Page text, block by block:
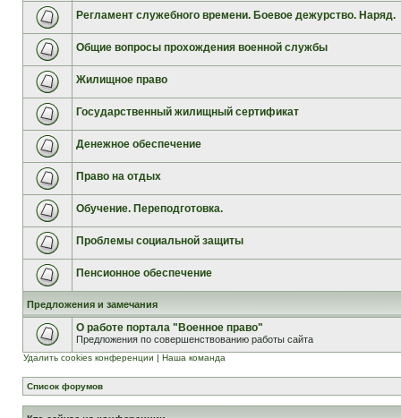
Регламент служебного времени. Боевое дежурство. Наряд.
Общие вопросы прохождения военной службы
Жилищное право
Государственный жилищный сертификат
Денежное обеспечение
Право на отдых
Обучение. Переподготовка.
Проблемы социальной защиты
Пенсионное обеспечение
Предложения и замечания
О работе портала "Военное право"
Предложения по совершенствованию работы сайта
Удалить cookies конференции | Наша команда
Список форумов